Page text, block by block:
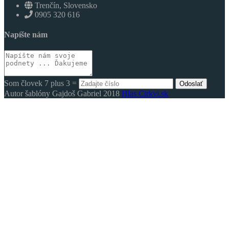
Trenčín, Slovensko
0905 320 616
Napíšte nám
Som človek 7 plus 3 = Odoslať
Autor šablóny Gajdoš Gabriel 2018 Hlas Cirkvi.sk